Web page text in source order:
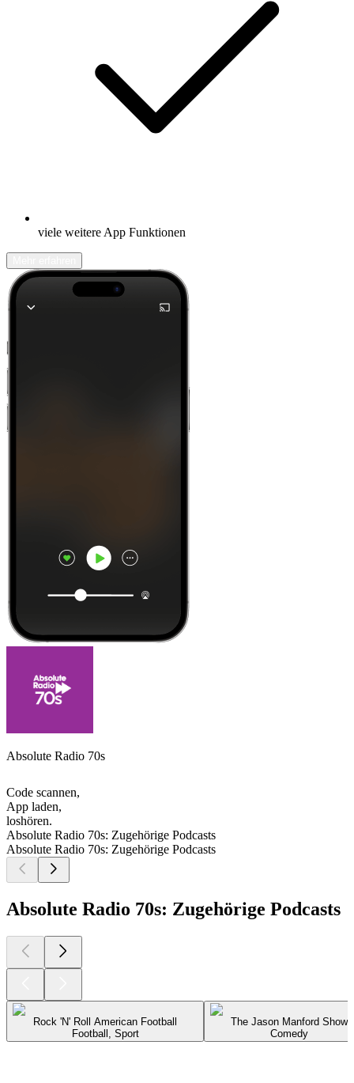
viele weitere App Funktionen
Absolute Radio 70s
Code scannen,
App laden,
loshören.
Absolute Radio 70s: Zugehörige Podcasts
Absolute Radio 70s: Zugehörige Podcasts
Absolute Radio 70s: Zugehörige Podcasts
Rock 'N' Roll American Football
Football, Sport
The Jason Manford Show
Comedy